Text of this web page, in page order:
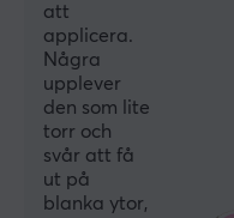
att
applicera.
Några
upplever
den som lite
torr och
svår att få
ut på
blanka ytor,